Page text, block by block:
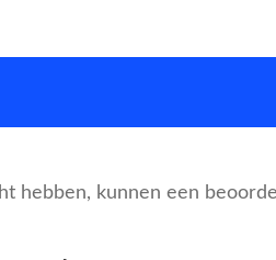
hebben, kunnen een